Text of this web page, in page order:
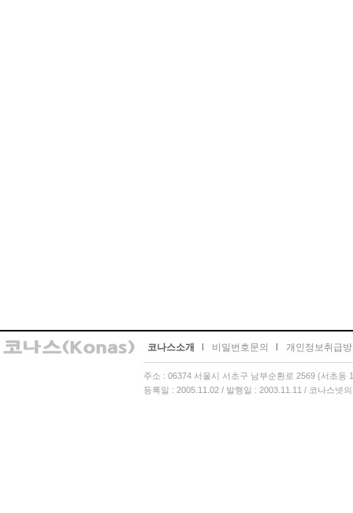
코나스소개 비밀번호문의 개인정보취급
주소 : 06374 서울시 서초구 남부순환로 2569 (서초
등록일 : 2005.11.02 / 발행일 : 2003.11.11 / 코나스넷